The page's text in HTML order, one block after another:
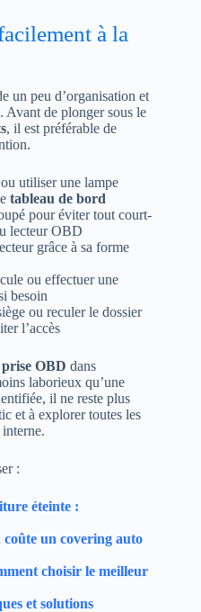
à la
un peu d’organisation et
Avant de plonger sous le
, il est préférable de
utiliser une lampe
tableau de bord
pour éviter tout court-
lecteur OBD
grâce à sa forme
ou effectuer une
besoin
ou reculer le dossier
l’accès
prise OBD dans
laborieux qu’une
il ne reste plus
et à explorer toutes les
:
éteinte :
un covering auto
choisir le meilleur
et solutions